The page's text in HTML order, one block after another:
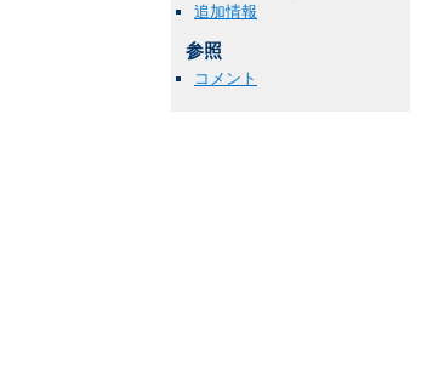
追加情報
参照
コメント